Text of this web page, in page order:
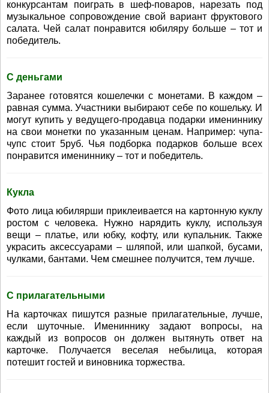
конкурсантам поиграть в шеф-поваров, нарезать под
музыкальное сопровождение свой вариант фруктового
салата. Чей салат понравится юбиляру больше – тот и
победитель.
С деньгами
Заранее готовятся кошелечки с монетами. В каждом –
равная сумма. Участники выбирают себе по кошельку. И
могут купить у ведущего-продавца подарки имениннику
на свои монетки по указанным ценам. Например: чупа-
чупс стоит 5руб. Чья подборка подарков больше всех
понравится имениннику – тот и победитель.
Кукла
Фото лица юбилярши приклеивается на картонную куклу
ростом с человека. Нужно нарядить куклу, используя
вещи – платье, или юбку, кофту, или купальник. Также
украсить аксессуарами – шляпой, или шапкой, бусами,
чулками, бантами. Чем смешнее получится, тем лучше.
С прилагательными
На карточках пишутся разные прилагательные, лучше,
если шуточные. Имениннику задают вопросы, на
каждый из вопросов он должен вытянуть ответ на
карточке. Получается веселая небылица, которая
потешит гостей и виновника торжества.